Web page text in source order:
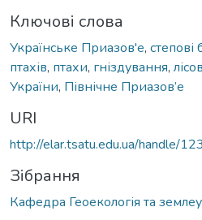
Ключові слова
Українське Приазов'е, степові
птахів, птахи, гніздування,
України, Північне Приазов’е
URI
http://elar.tsatu.edu.ua/handle/
Зібрання
Кафедра Геоекологія та